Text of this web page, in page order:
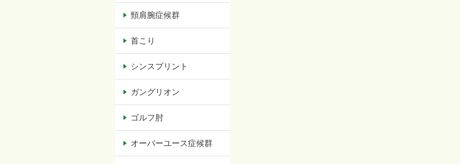
頸肩腕症候群
首こり
シンスプリント
ガングリオン
ゴルフ肘
オーバーユース症候群